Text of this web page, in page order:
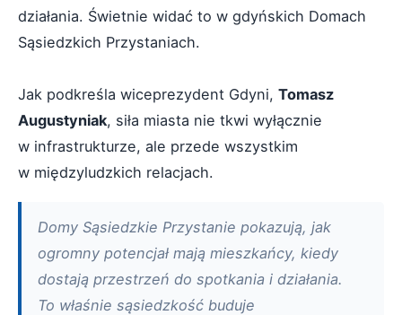
działania. Świetnie widać to w gdyńskich Domach
Sąsiedzkich Przystaniach.
Jak podkreśla wiceprezydent Gdyni, Tomasz
Augustyniak, siła miasta nie tkwi wyłącznie
w infrastrukturze, ale przede wszystkim
w międzyludzkich relacjach.
Domy Sąsiedzkie Przystanie pokazują, jak
ogromny potencjał mają mieszkańcy, kiedy
dostają przestrzeń do spotkania i działania.
To właśnie sąsiedzkość buduje